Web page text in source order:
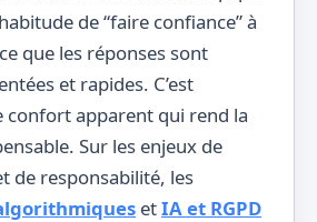
de “faire confiance” à
que les réponses sont
et rapides. C’est
confort apparent qui rend la
Sur les enjeux de
de responsabilité, les
etIA et RGPD